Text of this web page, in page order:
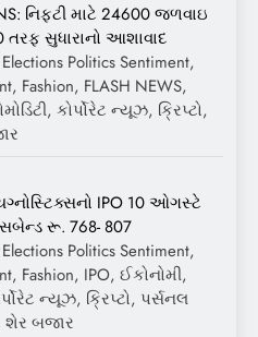
નિફ્ટી માટે 24600 જળવાઇ
તરફ સુધારાનો આશાવાદ
Politics Sentiment,
Fashion, FLASH NEWS,
કોર્પોરેટ ન્યૂઝ, ક્રિપ્ટો,
IPO 10 ઓગસ્ટે
રૂ. 768- 807
Politics Sentiment,
Fashion, IPO, ઈકોનોમી,
ન્યૂઝ, ક્રિપ્ટો, પર્સનલ
બજાર